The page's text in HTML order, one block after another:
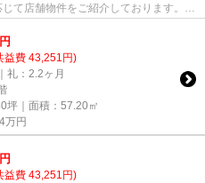
て店舗物件をご紹介しております。
円
益費 43,251円)
礼：2.2ヶ月
坪｜面積：57.20㎡
万円
円
益費 43,251円)